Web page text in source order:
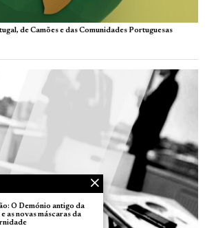
de Camões e das Comunidades Portuguesas
O Demónio antigo da
as novas máscaras da